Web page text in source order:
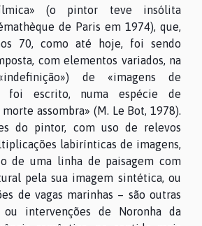
(o pintor teve insólita
de Paris em 1974), que,
70, como até hoje, foi sendo
com elementos variados, na
de «imagens de
foi escrito, numa espécie de
assombra» (M. Le Bot, 1978).
do pintor, com uso de relevos
labirínticas de imagens,
de uma linha de paisagem com
pela sua imagem sintética, ou
de vagas marinhas – são outras
ou intervenções de Noronha da